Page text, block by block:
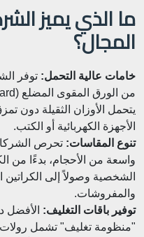
ما الذي يميز
المجال؟
خامات عالية التحمل: توفر
يتحمل الأوزان الثقيلة دون
الأجهزة الكهربائية أو الكتب.
تنوع المقاسات: تحرص
واسعة من الأحجام، بدءًا من
الشخصية وصولاً إلى
والمفروشات.
توفير باقات التغليف: الأفضل